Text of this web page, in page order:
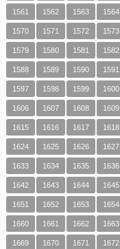
1561 1562 1563 1564
1570 1571 1572 1573
1579 1580 1581 1582
1588 1589 1590 1591
1597 1598 1599 1600
1606 1607 1608 1609
1615 1616 1617 1618
1624 1625 1626 1627
1633 1634 1635 1636
1642 1643 1644 1645
1651 1652 1653 1654
1660 1661 1662 1663
1669 1670 1671 1672